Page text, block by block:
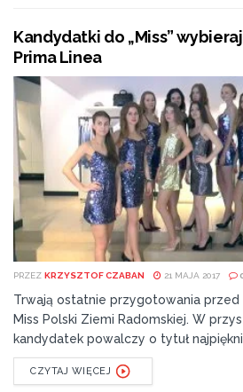
Kandydatki do „Miss”
Prima Linea
PRZEZ KRZYSZTOF CZABAN 21 MAJA 2017
Trwają ostatnie przygotowania przed
Miss Polski Ziemi Radomskiej. W
kandydatek powalczy o tytuł
CZYTAJ WIĘCEJ